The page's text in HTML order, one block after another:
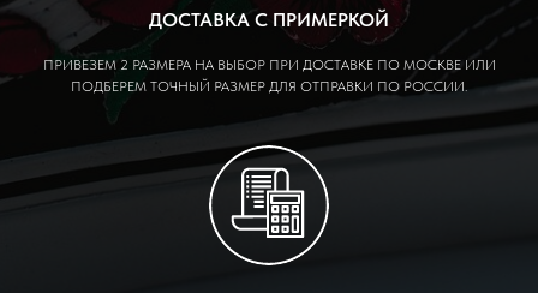
ДОСТАВКА С ПРИМЕРКОЙ
ПРИВЕЗЕМ 2 РАЗМЕРА НА ВЫБОР ПРИ ДОСТАВКЕ ПО МОСКВЕ ИЛИ
ПОДБЕРЕМ ТОЧНЫЙ РАЗМЕР ДЛЯ ОТПРАВКИ ПО РОССИИ.